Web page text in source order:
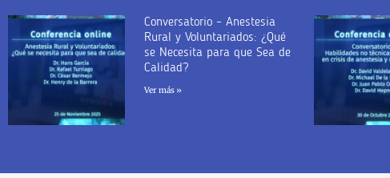
Conversatorio – Anestesia
Rural y Voluntariados: ¿Qué
se Necesita para que Sea de
Calidad?
Ver más »